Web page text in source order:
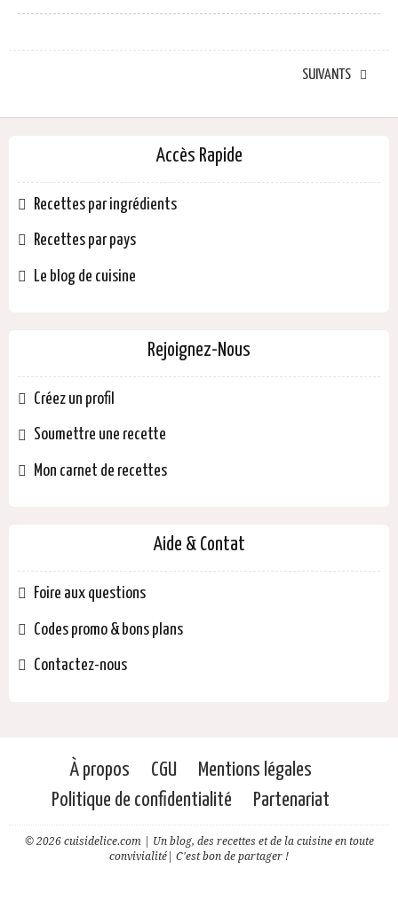
SUIVANTS
Accès Rapide
Recettes par ingrédients
Recettes par pays
Le blog de cuisine
Rejoignez-Nous
Créez un profil
Soumettre une recette
Mon carnet de recettes
Aide & Contat
Foire aux questions
Codes promo & bons plans
Contactez-nous
À propos CGU
Mentions légales
Politique de confidentialité
Partenariat
© 2026 cuisidelice.com | Un blog, des recettes et de la cuisine en toute
convivialité| C'est bon de partager !